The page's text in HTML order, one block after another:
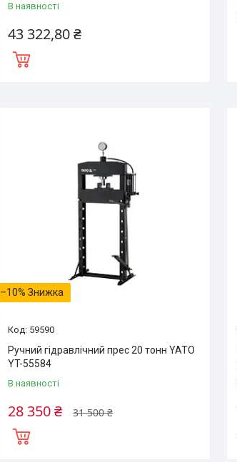
В наявності
43 322,80 ₴
–10%
59590
Ручний гідравлічний прес 20 тонн YATO
YT-55584
В наявності
31 500 ₴
28 350 ₴